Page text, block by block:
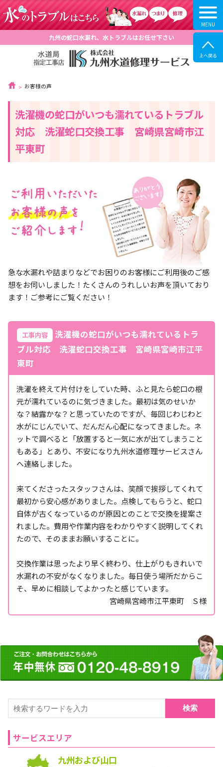
九州の蛇口水漏れ、水トラブルはお任せ下さい
お客様の声
洗濯機の蛇口がいつも濡れているトラブル
対応 洗濯蛇口交換工事 宮崎県宮崎市江
平東町
急な水漏れや詰まりなどでお困りのお客様にご利用後のご感
想をお伺いしました！たくさんのうれしいお声を頂いており
ます！ご参考にご覧ください！
工事内容
洗濯機の蛇口がいつも濡れているトラ
ブル対応 洗濯蛇口交換工事 宮崎県宮崎市江平
東町
洗濯を終えて片付けをしていた時、ふと見たら蛇口の根
元が濡れているのに気づきました。最初は気のせいか
な？結露かな？と思っていたのですが、毎回じわじわと
水がにじんでいて、だんだん心配になってきました。ネ
ットで調べると「放置すると一気に水が出てしまうこと
もある」とあり、不安になり九州水道修理サービスさん
へ連絡しました。
来てくださったスタッフさんは、笑顔で挨拶してくれて
最初から安心感がありました。点検してもらうと、蛇口
自体が古くなっているのが原因とのことで交換を提案さ
れました。費用や作業内容をわかりやすく説明してくれ
たので、そのままお願いすることに。
交換作業は思ったより早く終わり、仕上がりもきれいで
水漏れの不安がなくなりました。毎日使う場所だからこ
そ、早めに相談してよかったと感じています。
宮崎県宮崎市江平東町 Ｓ様
検索
サービスエリア
九州および山口